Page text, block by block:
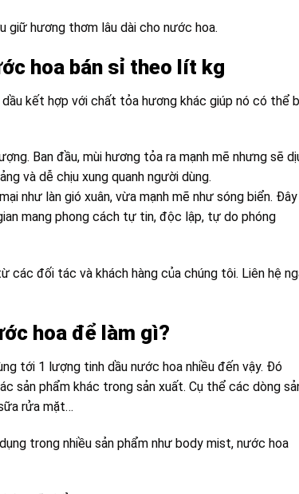
giữ hương thơm lâu dài cho nước hoa.
hoa bán sỉ theo lít kg
kết hợp với chất tỏa hương khác giúp nó có thể
Ban đầu, mùi hương tỏa ra mạnh mẽ nhưng sẽ
và dễ chịu xung quanh người dùng.
như làn gió xuân, vừa mạnh mẽ như sóng biển.
mang phong cách tự tin, độc lập, tự do phóng
đối tác và khách hàng của chúng tôi. Liên hệ
hoa để làm gì?
tới 1 lượng tinh dầu nước hoa nhiều đến vậy. Đó
sản phẩm khác trong sản xuất. Cụ thể các dòng
rửa mặt…
trong nhiều sản phẩm như body mist, nước hoa